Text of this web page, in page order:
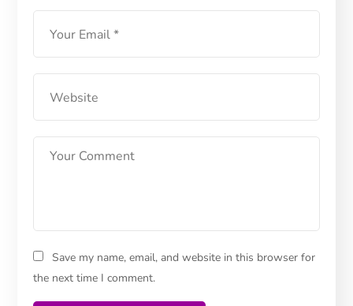
Save my name, email, and website in this browser for
the next time I comment.